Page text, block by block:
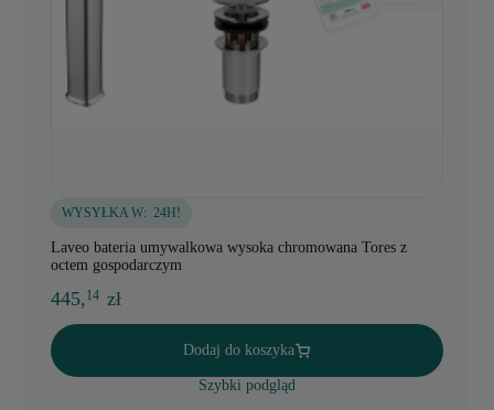
WYSYŁKA W: 24H!
Laveo bateria umywalkowa wysoka chromowana Tores z
octem gospodarczym
445,14 zł
Dodaj do koszyka
Szybki podgląd